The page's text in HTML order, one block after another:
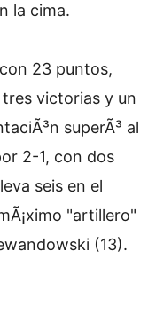
la cima.
23 puntos,
victorias y un
superÃ³ al
2-1, con dos
seis en el
"artillero"
(13).